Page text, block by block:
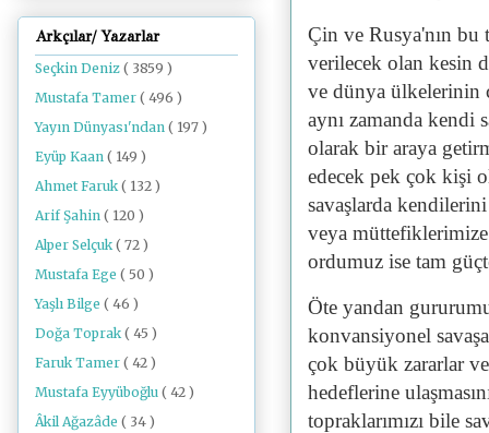
Çin ve Rusya'nın bu
verilecek olan kesin
ve dünya ülkelerinin
aynı zamanda kendi
olarak bir araya
edecek pek çok kişi
savaşlarda
veya müttefiklerimize
ordumuz ise tam
Öte yandan
konvansiyonel
çok büyük zararlar
hedeflerine
topraklarımızı bile
Arkçılar/ Yazarlar
Seçkin Deniz ( 3859 )
Mustafa Tamer ( 496 )
Yayın Dünyası'ndan ( 197 )
Eyüp Kaan ( 149 )
Ahmet Faruk ( 132 )
Arif Şahin ( 120 )
Alper Selçuk ( 72 )
Mustafa Ege ( 50 )
Yaşlı Bilge ( 46 )
Doğa Toprak ( 45 )
Faruk Tamer ( 42 )
Mustafa Eyyüboğlu ( 42 )
Âkil Ağazâde ( 34 )